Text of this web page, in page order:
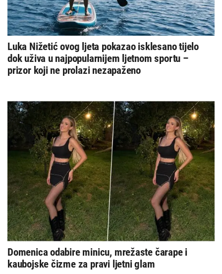
Luka Nižetić ovog ljeta pokazao isklesano tijelo
dok uživa u najpopularnijem ljetnom sportu –
prizor koji ne prolazi nezapaženo
Domenica odabire minicu, mrežaste čarape i
kaubojske čizme za pravi ljetni glam